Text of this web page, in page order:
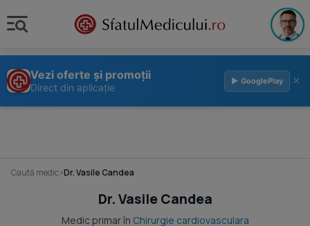
Vezi oferte și promoții
Direct din aplicație
▶ GooglePlay ×
Caută medic›Dr. Vasile Candea
Dr. Vasile Candea
Medic primar în Chirurgie cardiovasculara